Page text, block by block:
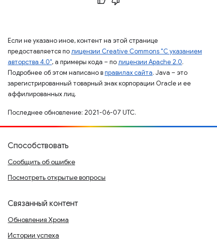
Если не указано иное, контент на этой странице
предоставляется полицензии Creative Commons "С указанием
авторства 4.0", а примеры кода – полицензии Apache 2.0.
Подробнее об этом написано вправилах сайта. Java – это
зарегистрированный товарный знак корпорации Oracle и ее
аффилированных лиц.
Последнее обновление: 2021-06-07 UTC.
Способствовать
Сообщить об ошибке
Посмотреть открытые вопросы
Связанный контент
Обновления Хрома
Истории успеха